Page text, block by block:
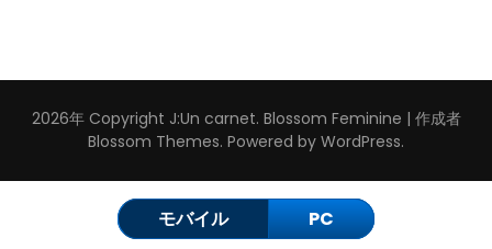
2026年 Copyright J:Un carnet. Blossom Feminine | 作成者
Blossom Themes. Powered by WordPress.
モバイル PC